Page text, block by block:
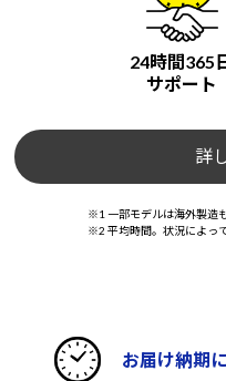
24時間365
サポート
詳
※1 一部モデルは海外製造
※2 平均時間。状況によっ
お届け納期